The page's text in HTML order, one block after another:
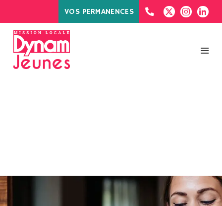
VOS PERMANENCES